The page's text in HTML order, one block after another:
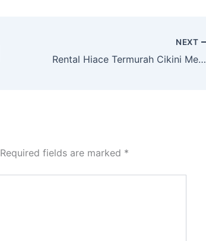
NEXT
Rental Hiace Termurah Cikini Menteng Jakarta Pusat
Required fields are marked *